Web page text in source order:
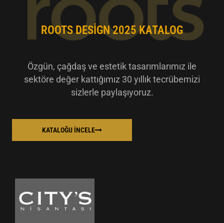
ROOTS DESIGN 2025 KATALOG
Özgün, çağdaş ve estetik tasarımlarımız ile
sektöre değer kattığımız 30 yıllık tecrübemizi
sizlerle paylaşıyoruz.
KATALOĞU İNCELE